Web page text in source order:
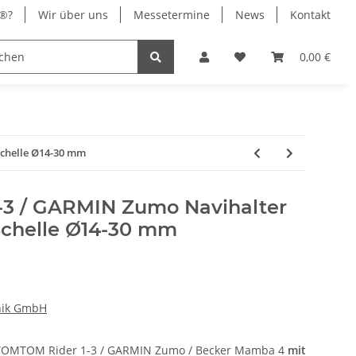
Wir über uns Messetermine News Kontakt
0,00 €
Stromversorgung
Ø14-30 mm
3 / GARMIN Zumo Navihalter
Ø14-30 mm
GmbH
Rider 1-3 / GARMIN Zumo / Becker Mamba 4 mit